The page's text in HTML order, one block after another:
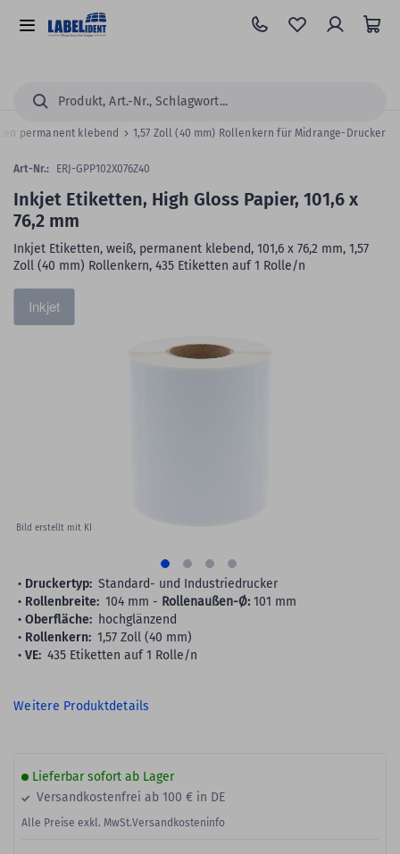
Hauptinhalt
springen
Alle
Suchen...
permanent klebend 1,57 Zoll (40 mm) Rollenkern für Midrange-Drucker
Ende
der
Inkjet
Bild erstellt mit KI
the
Inkjet Etiketten, High Gloss Papier, 101,6 x
76,2 mm
Inkjet Etiketten, weiß, permanent klebend, 101,6 x 76,2 mm, 1,57
Zoll (40 mm) Rollenkern, 435 Etiketten auf 1 Rolle/n
Art-Nr.: ERJ-GPP102X076Z40
Druckertyp: Standard- und Industriedrucker
Rollenbreite: 104 mm - Rollenaußen-Ø: 101 mm
Oberfläche: hochglänzend
Rollenkern: 1,57 Zoll (40 mm)
VE: 435 Etiketten auf 1 Rolle/n
Weitere Produktdetails
Lieferbar sofort ab Lager
Versandkostenfrei ab 100 € in DE
Alle Preise exkl. MwSt.Versandkosteninfo